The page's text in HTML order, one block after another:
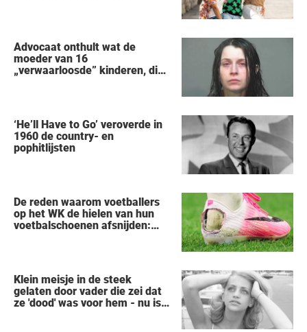
Advocaat onthult wat de
moeder van 16
„verwaarloosde” kinderen, die
‘He’ll Have to Go’ veroverde in
1960 de country- en
pophitlijsten
De reden waarom voetballers
op het WK de hielen van hun
voetbalschoenen afsnijden:
Klein meisje in de steek
gelaten door vader die zei dat
ze 'dood' was voor hem - nu is